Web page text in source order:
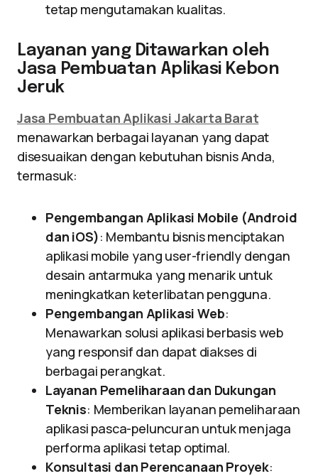
tetap mengutamakan kualitas.
Layanan yang Ditawarkan oleh
Jasa Pembuatan Aplikasi Kebon
Jeruk
Jasa Pembuatan Aplikasi Jakarta Barat
menawarkan berbagai layanan yang dapat
disesuaikan dengan kebutuhan bisnis Anda,
termasuk:
Pengembangan Aplikasi Mobile (Android
dan iOS): Membantu bisnis menciptakan
aplikasi mobile yang user-friendly dengan
desain antarmuka yang menarik untuk
meningkatkan keterlibatan pengguna.
Pengembangan Aplikasi Web:
Menawarkan solusi aplikasi berbasis web
yang responsif dan dapat diakses di
berbagai perangkat.
Layanan Pemeliharaan dan Dukungan
Teknis: Memberikan layanan pemeliharaan
aplikasi pasca-peluncuran untuk menjaga
performa aplikasi tetap optimal.
Konsultasi dan Perencanaan Proyek: